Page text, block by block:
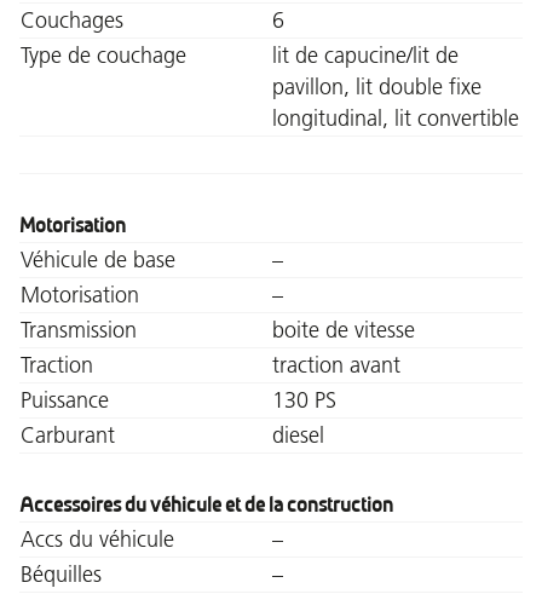
Couchages
6
Type de couchage
lit de capucine/lit de
pavillon, lit double fixe
longitudinal, lit convertible
Motorisation
Véhicule de base
–
Motorisation
–
Transmission
boite de vitesse
Traction
traction avant
Puissance
130 PS
Carburant
diesel
Accessoires du véhicule et de la construction
Accs du véhicule
–
Béquilles
–